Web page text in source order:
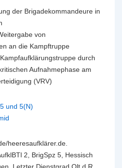
der Brigadekommandeure in
von
an die Kampftruppe
durch
Aufnahmephase am
(VRV)
und 5(N)
heeresaufklärer.de.
2, BrigSpz 5, Hessisch